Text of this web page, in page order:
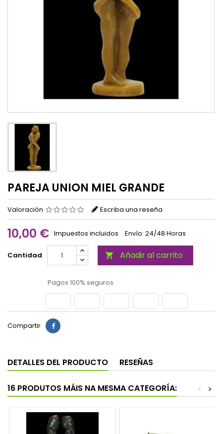
PAREJA UNION MIEL GRANDE
Valoración Escriba una reseña
10,00 € Impuestos incluidos Envío: 24/48 Horas
Cantidad  Añadir al carrito
Pagos 100% seguros
Compartir
DETALLES DEL PRODUCTO RESEÑAS
16 PRODUTOS MÁIS NA MESMA CATEGORÍA: >
<